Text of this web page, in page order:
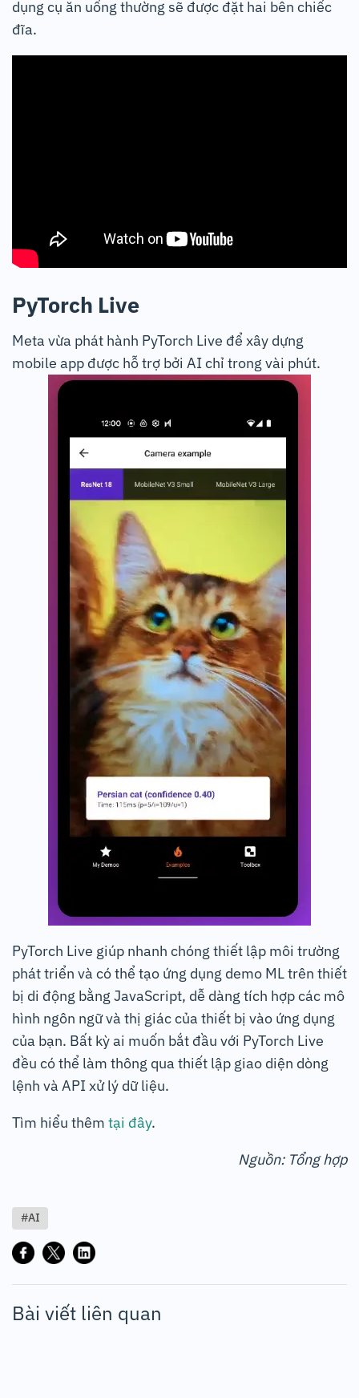
dụng cụ ăn uống thường sẽ được đặt hai bên chiếc
đĩa.
PyTorch Live
Meta vừa phát hành PyTorch Live để xây dựng
mobile app được hỗ trợ bởi AI chỉ trong vài phút.
PyTorch Live giúp nhanh chóng thiết lập môi trường
phát triển và có thể tạo ứng dụng demo ML trên thiết
bị di động bằng JavaScript, dễ dàng tích hợp các mô
hình ngôn ngữ và thị giác của thiết bị vào ứng dụng
của bạn. Bất kỳ ai muốn bắt đầu với PyTorch Live
đều có thể làm thông qua thiết lập giao diện dòng
lệnh và API xử lý dữ liệu.
Tìm hiểu thêm tại đây.
Nguồn: Tổng hợp
#AI
Bài viết liên quan